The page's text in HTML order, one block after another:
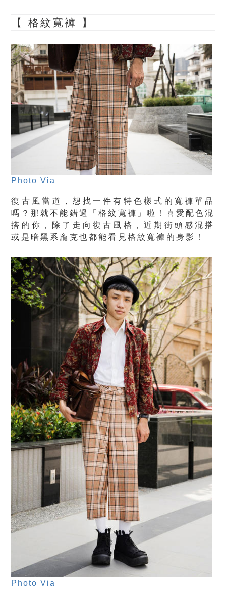
【 格紋寬褲 】
Photo Via
復古風當道，想找一件有特色樣式的寬褲單品
嗎？那就不能錯過「格紋寬褲」啦！喜愛配色混
搭的你，除了走向復古風格，近期街頭感混搭
或是暗黑系龐克也都能看見格紋寬褲的身影！
Photo Via